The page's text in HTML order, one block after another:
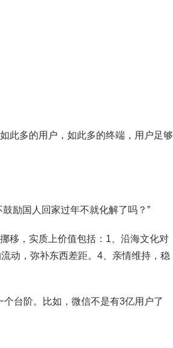
此多的用户，如此多的终端，用户足够
励国人回家过年不就化解了吗？”
移，实质上价值包括：1、沿海文化对
动，弥补东西差距。4、亲情维持，稳
台阶。比如，微信不是有3亿用户了